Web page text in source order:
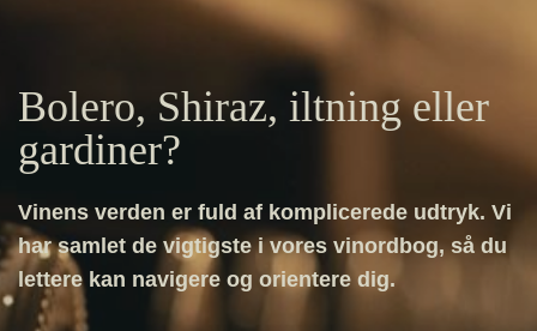
Bolero, Shiraz, iltning eller
gardiner?
Vinens verden er fuld af komplicerede udtryk. Vi
har samlet de vigtigste i vores vinordbog, så du
lettere kan navigere og orientere dig.